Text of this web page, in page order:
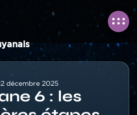
décembre 2025
6 : les